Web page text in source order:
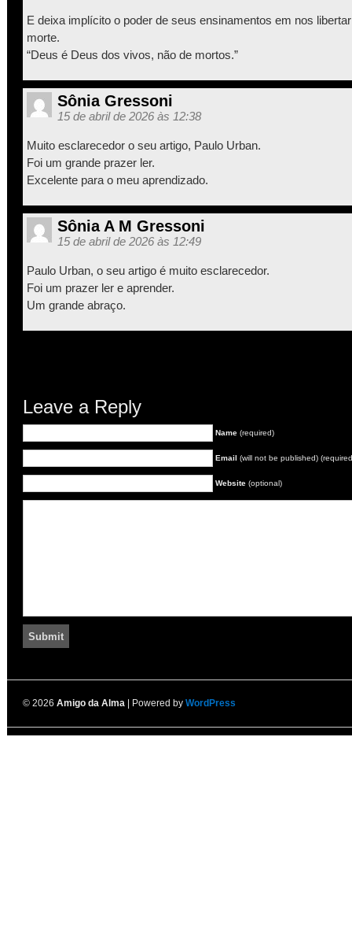
E deixa implícito o poder de seus ensinamentos em nos
morte.
“Deus é Deus dos vivos, não de mortos.”
Sônia Gressoni
15 de abril de 2026 às 12:38
Muito esclarecedor o seu artigo, Paulo Urban.
Foi um grande prazer ler.
Excelente para o meu aprendizado.
Sônia A M Gressoni
15 de abril de 2026 às 12:49
Paulo Urban, o seu artigo é muito esclarecedor.
Foi um prazer ler e aprender.
Um grande abraço.
Leave a Reply
Name (required)
Email (will not be published)
Website (optional)
© 2026 Amigo da Alma | Powered by WordPress